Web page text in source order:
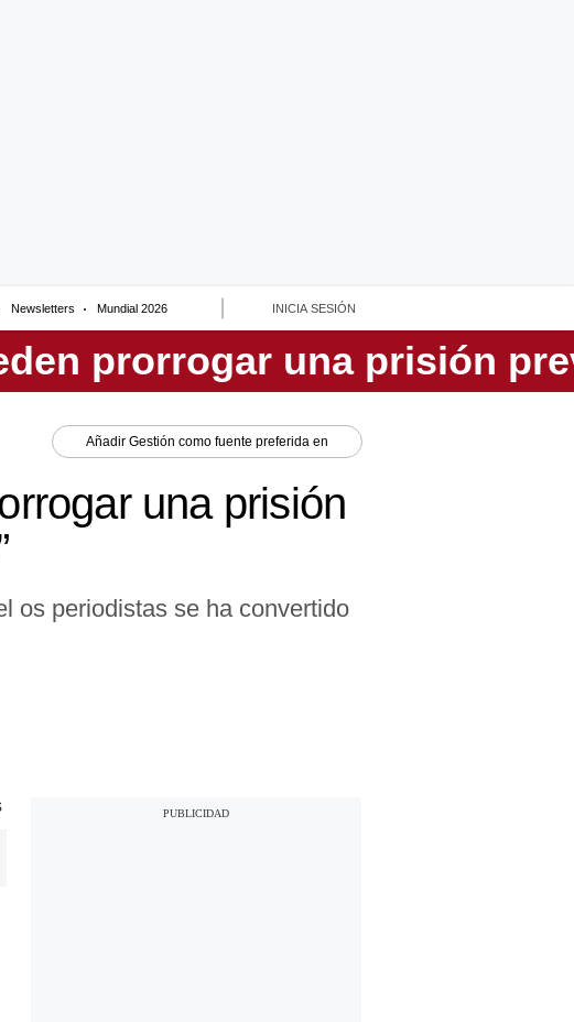
Newsletters Mundial 2026 INICIA SESIÓN
Añadir Gestión como fuente preferida en
una prisión
os periodistas se ha convertido